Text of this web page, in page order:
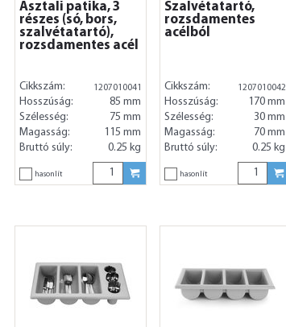
Asztali patika, 3
részes (só, bors,
szalvétatartó),
rozsdamentes acél
Cikkszám: 1207010041
Hosszúság:
85 mm
Szélesség:
75 mm
Magasság:
115 mm
Bruttó súly:
0.25 kg
hasonlít
Szalvétatartó,
rozsdamentes
acélból
Cikkszám: 1207010042
Hosszúság:
170 mm
Szélesség:
30 mm
Magasság:
70 mm
Bruttó súly:
0.25 kg
hasonlít